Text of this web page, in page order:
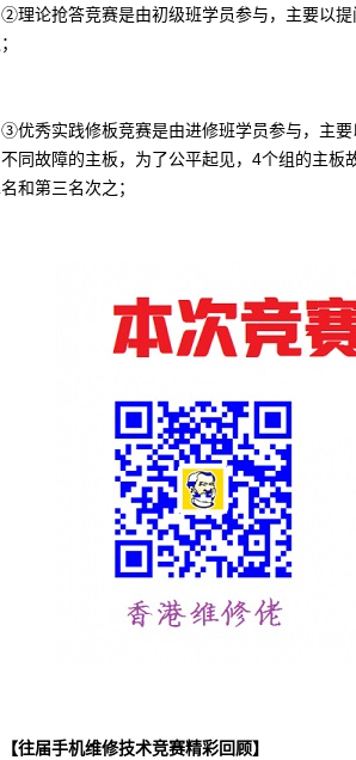
论抢答竞赛是由初级班学员参与，主要以提
秀实践修板竞赛是由进修班学员参与，主要
同故障的主板，为了公平起见，4个组的主板
和第三名次之；
往届手机维修技术竞赛精彩回顾】